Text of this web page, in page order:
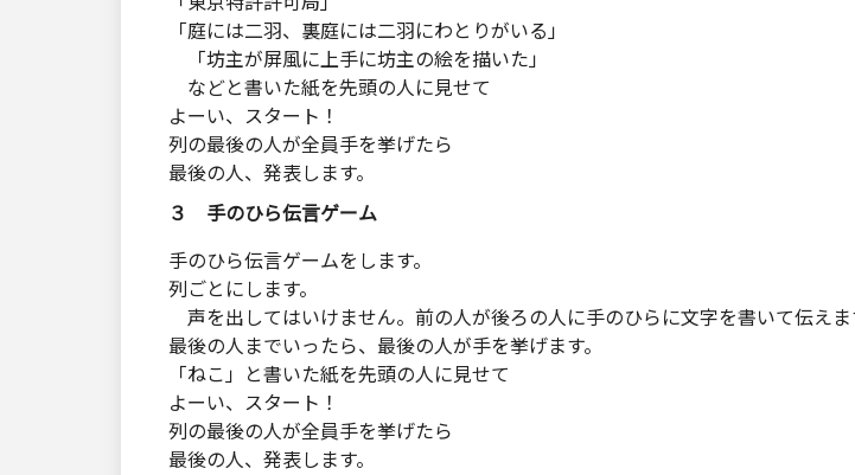
「庭には二羽、裏庭には二羽にわとりがいる」
「坊主が屏風に上手に坊主の絵を描いた」
などと書いた紙を先頭の人に見せて
よーい、スタート！
列の最後の人が全員手を挙げたら
最後の人、発表します。
３ 手のひら伝言ゲーム
手のひら伝言ゲームをします。
列ごとにします。
声を出してはいけません。前の人が後ろの人に手のひらに文字を書いて伝えま
最後の人までいったら、最後の人が手を挙げます。
「ねこ」と書いた紙を先頭の人に見せて
よーい、スタート！
列の最後の人が全員手を挙げたら
最後の人、発表します。